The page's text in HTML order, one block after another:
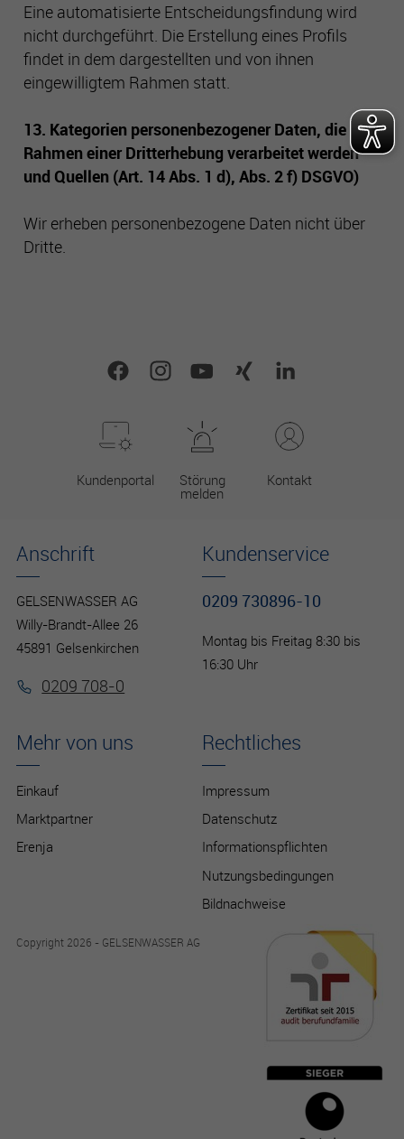
Eine automatisierte Entscheidungsfindung wird
nicht durchgeführt. Die Erstellung eines Profils
findet in dem dargestellten und von ihnen
eingewilligtem Rahmen statt.
13. Kategorien personenbezogener Daten, die im
Rahmen einer Dritterhebung verarbeitet werden
und Quellen (Art. 14 Abs. 1 d), Abs. 2 f) DSGVO)
Wir erheben personenbezogene Daten nicht über
Dritte.
Kundenportal Störung
melden
Kontakt
Mehr von uns
Einkauf
Marktpartner
Erenja
Rechtliches
Impressum
Datenschutz
Informationspflichten
Nutzungsbedingungen
Bildnachweise
Kundenservice
0209 730896-10
Montag bis Freitag 8:30 bis
16:30 Uhr
Anschrift
GELSENWASSER AG
Willy-Brandt-Allee 26
45891 Gelsenkirchen
0209 708-0
Copyright 2026 - GELSENWASSER AG